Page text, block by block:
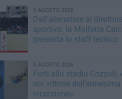
5 AGOSTO 2026
Dall'allenatore al
sportivo: la Molfetta
presenta lo staff tecnico
5 AGOSTO 2026
Furti allo stadio Cozzoli,
noi vittime dell’ennesima
incursione»